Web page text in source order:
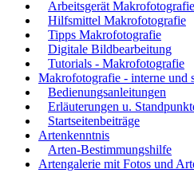
Arbeitsgerät Makrofotografie
Hilfsmittel Makrofotografie
Tipps Makrofotografie
Digitale Bildbearbeitung
Tutorials - Makrofotografie
Makrofotografie - interne und
Bedienungsanleitungen
Erläuterungen u.
Startseitenbeiträge
Artenkenntnis
Arten-Bestimmungshilfe
Artengalerie mit Fotos und